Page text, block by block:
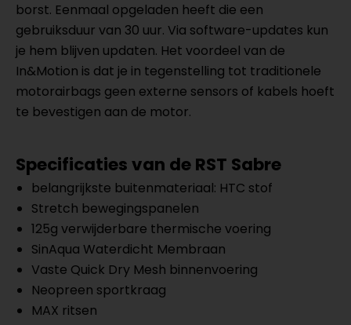
borst. Eenmaal opgeladen heeft die een
gebruiksduur van 30 uur. Via software-updates kun
je hem blijven updaten. Het voordeel van de
In&Motion is dat je in tegenstelling tot traditionele
motorairbags geen externe sensors of kabels hoeft
te bevestigen aan de motor.
Specificaties van de RST Sabre
belangrijkste buitenmateriaal: HTC stof
Stretch bewegingspanelen
125g verwijderbare thermische voering
SinAqua Waterdicht Membraan
Vaste Quick Dry Mesh binnenvoering
Neopreen sportkraag
MAX ritsen